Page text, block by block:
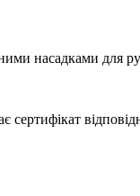
насадками для
сертифікат